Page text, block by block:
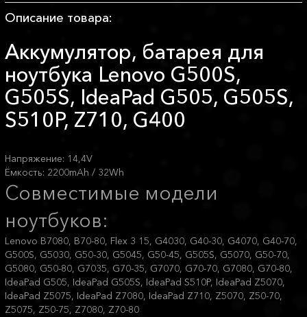
Описание товара:
Аккумулятор, батарея для
ноутбука Lenovo G500S,
G505S, IdeaPad G505, G505S,
S510P, Z710, G400
Напряжение: 14,4V
Ёмкость: 2200mAh / 32Wh
Совместимые модели
ноутбуков:
Lenovo B7080, B70-80, Flex 3 15, G4030, G40-30, G4070, G40-70,
G500S, G5030, G50-30, G5045, G50-45, G505S, G5070, G50-70,
G5080, G50-80, G7035, G70-35, G7070, G70-70, G7080, G70-80,
IdeaPad G505, IdeaPad G505S, IdeaPad S510P, IdeaPad Z5070,
IdeaPad Z5075, IdeaPad Z7080, IdeaPad Z710, Z5070, Z50-70,
Z5075, Z50-75, Z7080, Z70-80